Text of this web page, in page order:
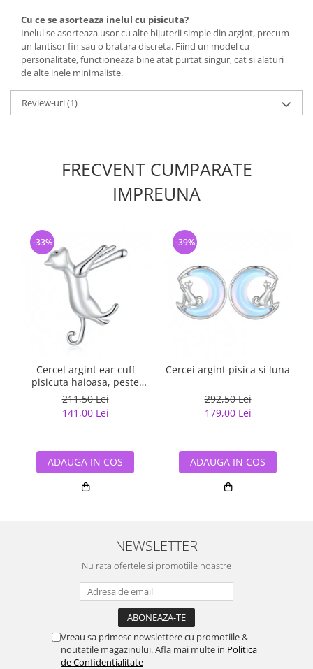
Cu ce se asorteaza inelul cu pisicuta?
Inelul se asorteaza usor cu alte bijuterii simple din argint, precum
un lantisor fin sau o bratara discreta. Fiind un model cu
personalitate, functioneaza bine atat purtat singur, cat si alaturi
de alte inele minimaliste.
Review-uri(1)
FRECVENT CUMPARATE
IMPREUNA
Cercel argint ear cuff
pisicuta haioasa, peste
ureche
211,50 Lei
141,00 Lei
-33%
ADAUGA IN COS
Cercei argint pisica si luna
292,50 Lei
179,00 Lei
-39%
ADAUGA IN COS
NEWSLETTER
Nu rata ofertele si promotiile noastre
Vreau sa primesc newslettere cu promotiile &
noutatile magazinului. Afla mai multe in Politica
de Confidentialitate